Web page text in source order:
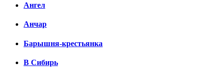
Ангел
Анчар
Барышня-крестьянка
В Сибирь